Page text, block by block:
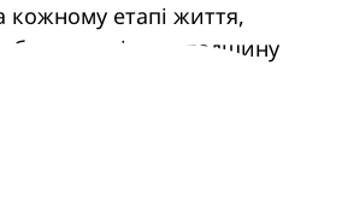
кожному етапі життя,
досвід та спадщину
з покоління в